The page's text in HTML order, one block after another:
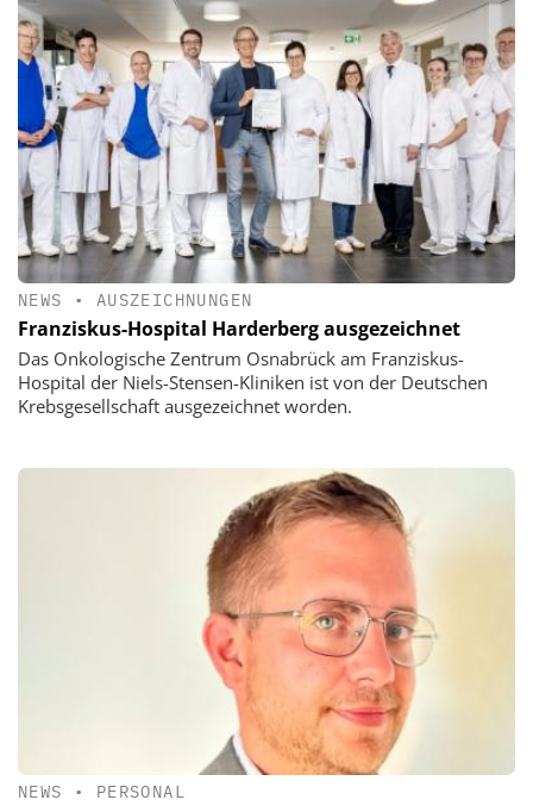
NEWS • AUSZEICHNUNGEN
Franziskus-Hospital Harderberg ausgezeichnet
Das Onkologische Zentrum Osnabrück am Franziskus-
Hospital der Niels-Stensen-Kliniken ist von der Deutschen
Krebsgesellschaft ausgezeichnet worden.
NEWS • PERSONAL